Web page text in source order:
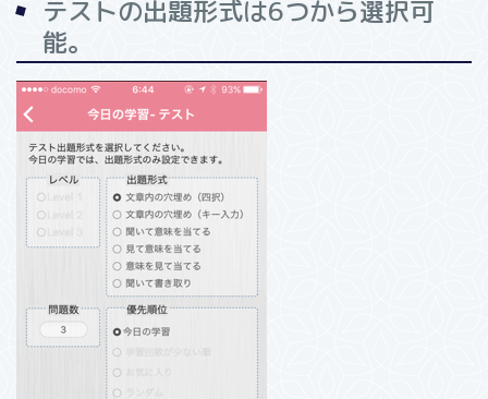
テストの出題形式は6つから選択可
能。